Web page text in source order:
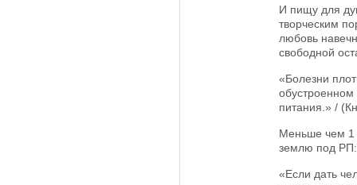
И пищу для
творческим
любовь
свободной
«Болезни
обустроенном
питания.» /
Меньше чем 1
землю под РП:
«Если дать